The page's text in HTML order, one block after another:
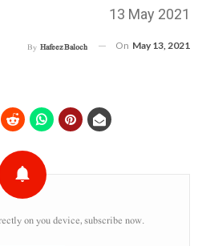
13 May 2021
By Hafeez Baloch On May 13, 2021
on you device, subscribe now.